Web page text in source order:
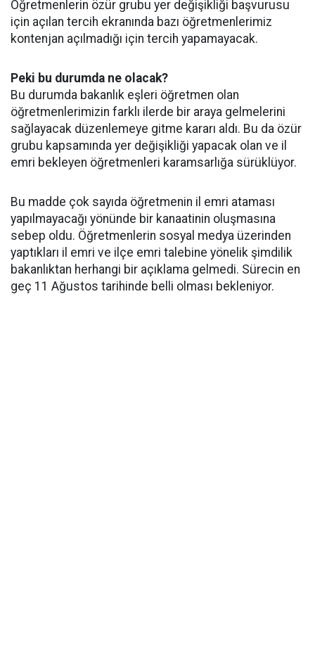
Öğretmenlerin özür grubu yer değişikliği başvurusu
için açılan tercih ekranında bazı öğretmenlerimiz
kontenjan açılmadığı için tercih yapamayacak.
Peki bu durumda ne olacak?
Bu durumda bakanlık eşleri öğretmen olan
öğretmenlerimizin farklı ilerde bir araya gelmelerini
sağlayacak düzenlemeye gitme kararı aldı. Bu da özür
grubu kapsamında yer değişikliği yapacak olan ve il
emri bekleyen öğretmenleri karamsarlığa sürüklüyor.
Bu madde çok sayıda öğretmenin il emri ataması
yapılmayacağı yönünde bir kanaatinin oluşmasına
sebep oldu. Öğretmenlerin sosyal medya üzerinden
yaptıkları il emri ve ilçe emri talebine yönelik şimdilik
bakanlıktan herhangi bir açıklama gelmedi. Sürecin en
geç 11 Ağustos tarihinde belli olması bekleniyor.